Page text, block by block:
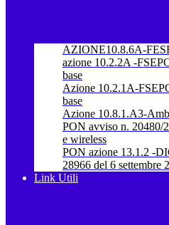
AZIONE10.8.6A-
azione 10.2.2A -
base
Azione 10.2.1A-
base
Azione 10.8.1.A3-
PON avviso n. 20480/
e wireless
PON azione 13.1.2 -
28966 del 6 settembre
Link Utili